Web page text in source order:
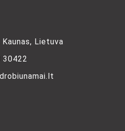
Lietuva
30422